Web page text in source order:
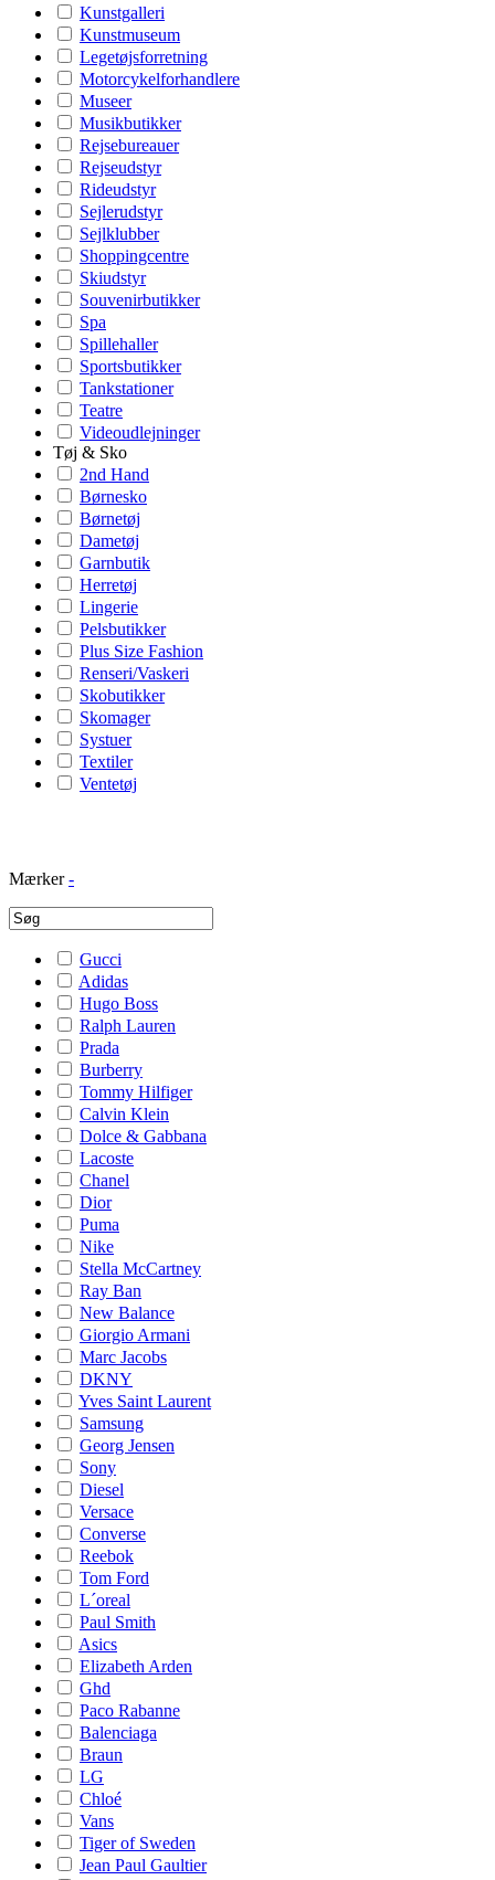
Kunstgalleri
Kunstmuseum
Legetøjsforretning
Motorcykelforhandlere
Museer
Musikbutikker
Rejsebureauer
Rejseudstyr
Rideudstyr
Sejlerudstyr
Sejlklubber
Shoppingcentre
Skiudstyr
Souvenirbutikker
Spa
Spillehaller
Sportsbutikker
Tankstationer
Teatre
Videoudlejninger
Tøj & Sko
2nd Hand
Børnesko
Børnetøj
Dametøj
Garnbutik
Herretøj
Lingerie
Pelsbutikker
Plus Size Fashion
Renseri/Vaskeri
Skobutikker
Skomager
Systuer
Textiler
Ventetøj
Mærker -
Gucci
Adidas
Hugo Boss
Ralph Lauren
Prada
Burberry
Tommy Hilfiger
Calvin Klein
Dolce & Gabbana
Lacoste
Chanel
Dior
Puma
Nike
Stella McCartney
Ray Ban
New Balance
Giorgio Armani
Marc Jacobs
DKNY
Yves Saint Laurent
Samsung
Georg Jensen
Sony
Diesel
Versace
Converse
Reebok
Tom Ford
L´oreal
Paul Smith
Asics
Elizabeth Arden
Ghd
Paco Rabanne
Balenciaga
Braun
LG
Chloé
Vans
Tiger of Sweden
Jean Paul Gaultier